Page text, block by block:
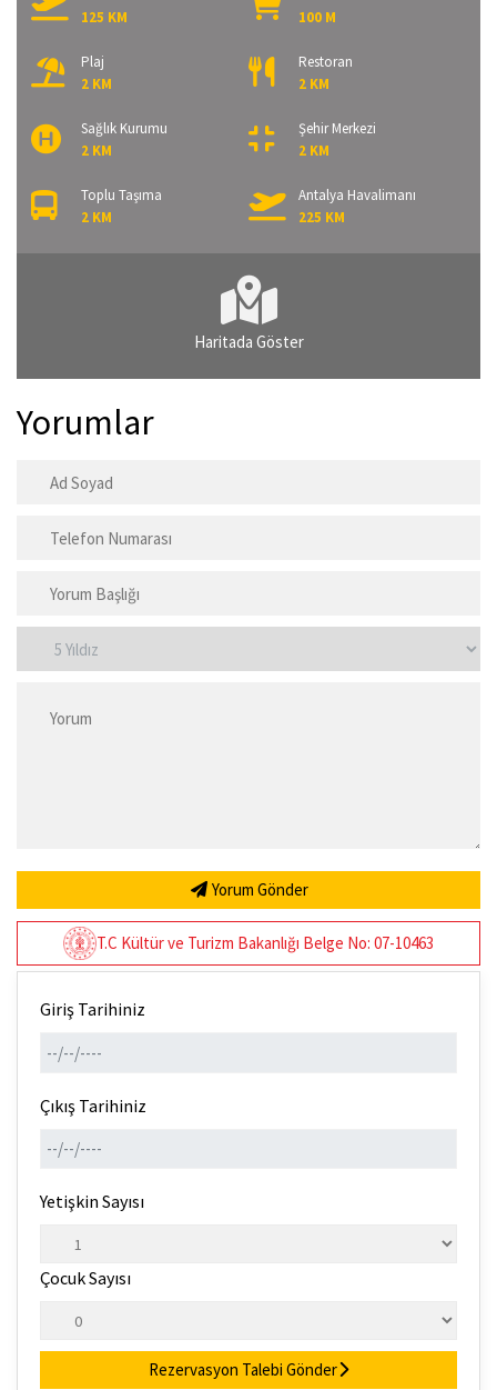
125 KM
100 M
Plaj
2 KM
Restoran
2 KM
Sağlık Kurumu
2 KM
Şehir Merkezi
2 KM
Toplu Taşıma
2 KM
Antalya Havalimanı
225 KM
Haritada Göster
Yorumlar
Yorum Gönder
T.C Kültür ve Turizm Bakanlığı Belge No: 07-10463
Giriş Tarihiniz
Çıkış Tarihiniz
Yetişkin Sayısı
Çocuk Sayısı
Rezervasyon Talebi Gönder